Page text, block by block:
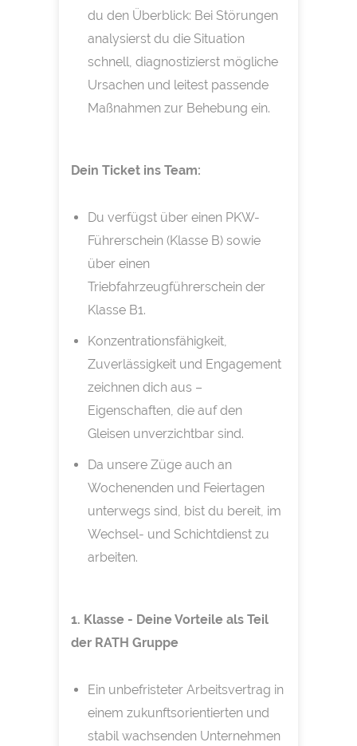
du den Überblick: Bei Störungen
analysierst du die Situation
schnell, diagnostizierst mögliche
Ursachen und leitest passende
Maßnahmen zur Behebung ein.
Dein Ticket ins Team:
Du verfügst über einen PKW-
Führerschein (Klasse B) sowie
über einen
Triebfahrzeugführerschein der
Klasse B1.
Konzentrationsfähigkeit,
Zuverlässigkeit und Engagement
zeichnen dich aus –
Eigenschaften, die auf den
Gleisen unverzichtbar sind.
Da unsere Züge auch an
Wochenenden und Feiertagen
unterwegs sind, bist du bereit, im
Wechsel- und Schichtdienst zu
arbeiten.
1. Klasse - Deine Vorteile als Teil
der RATH Gruppe
Ein unbefristeter Arbeitsvertrag in
einem zukunftsorientierten und
stabil wachsenden Unternehmen